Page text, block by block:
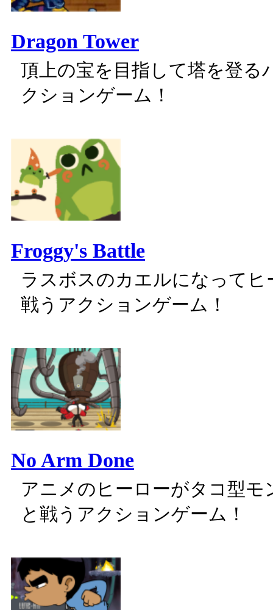
Dragon Tower
頂上の宝を目指して塔を登る
クションゲーム！
Froggy's Battle
ラスボスのカエルになってヒ
戦うアクションゲーム！
No Arm Done
アニメのヒーローがタコ型モ
と戦うアクションゲーム！